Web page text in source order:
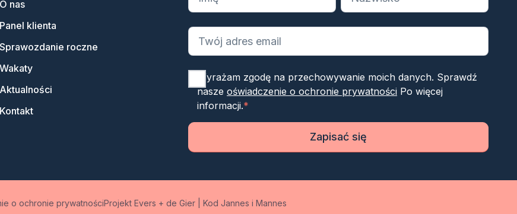
O nas
Panel klienta
Sprawozdanie roczne
Wakaty
Aktualności
Kontakt
Wyrażam zgodę na przechowywanie moich danych. Sprawdź
nasze oświadczenie o ochronie prywatnościPo więcej
informacji.*
Zapisać się
o ochronie prywatnościProjekt Evers + de Gier Kod Jannes i Mannes